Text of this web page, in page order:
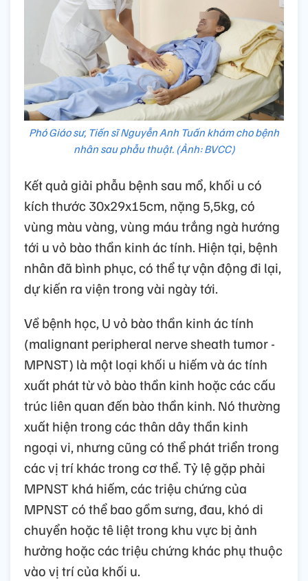
Phó Giáo sư, Tiến sĩ Nguyễn Anh Tuấn khám cho bệnh
nhân sau phẫu thuật. (Ảnh: BVCC)
Kết quả giải phẫu bệnh sau mổ, khối u có
kích thước 30x29x15cm, nặng 5,5kg, có
vùng màu vàng, vùng máu trắng ngà hướng
tới u vỏ bào thần kinh ác tính. Hiện tại, bệnh
nhân đã bình phục, có thể tự vận động đi lại,
dự kiến ra viện trong vài ngày tới.
Về bệnh học, U vỏ bào thần kinh ác tính
(malignant peripheral nerve sheath tumor -
MPNST) là một loại khối u hiếm và ác tính
xuất phát từ vỏ bào thần kinh hoặc các cấu
trúc liên quan đến bào thần kinh. Nó thường
xuất hiện trong các thân dây thần kinh
ngoại vi, nhưng cũng có thể phát triển trong
các vị trí khác trong cơ thể. Tỷ lệ gặp phải
MPNST khá hiếm, các triệu chứng của
MPNST có thể bao gồm sưng, đau, khó di
chuyển hoặc tê liệt trong khu vực bị ảnh
hưởng hoặc các triệu chứng khác phụ thuộc
vào vị trí của khối u.